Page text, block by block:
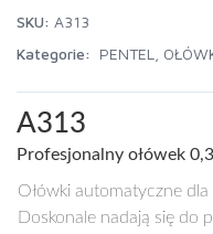
SKU: A313
Kategorie:
PENTEL
A313
Profesjonalny ołówek
Ołówki automatyczne
Doskonale nadają się do